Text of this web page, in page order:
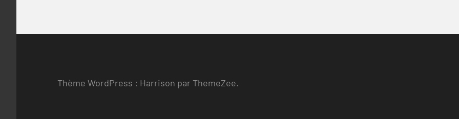
Thème WordPress : Harrison par ThemeZee.